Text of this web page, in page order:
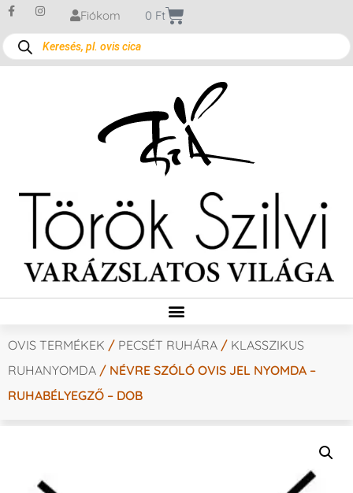
Fiókom 0 Ft
OVIS TERMÉKEK / PECSÉT RUHÁRA / KLASSZIKUS
RUHANYOMDA / NÉVRE SZÓLÓ OVIS JEL NYOMDA –
RUHABÉLYEGZŐ – DOB